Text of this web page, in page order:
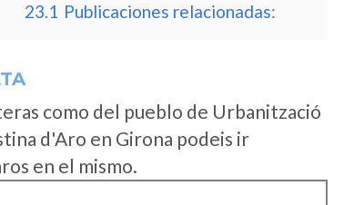
23.1 Publicaciones relacionadas:
como del pueblo de Urbanització
d'Aro en Girona podeis ir
en el mismo.